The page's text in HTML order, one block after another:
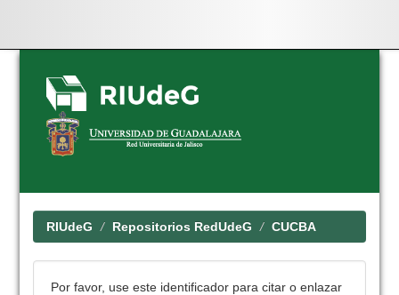
Skip
navigation
RIUdeG Repositorios RedUdeG CUCBA
Por favor, use este identificador para citar o enlazar